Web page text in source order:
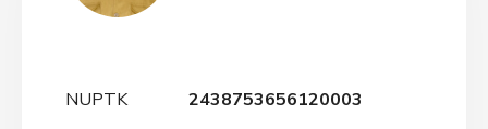
NUPTK
2438753656120003